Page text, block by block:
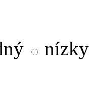
nízky